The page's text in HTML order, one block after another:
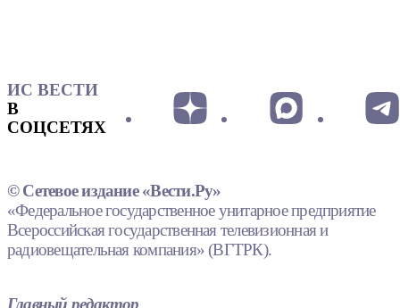
ИС ВЕСТИ
В
СОЦСЕТЯХ
© Сетевое издание «Вести.Ру»
«Федеральное государственное унитарное предприятие
Всероссийская государственная телевизионная и
радиовещательная компания» (ВГТРК).
Главный редактор